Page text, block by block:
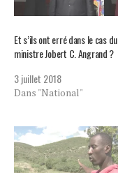
Et s’ils ont erré dans le cas du
ministre Jobert C. Angrand ?
3 juillet 2018
Dans "National"